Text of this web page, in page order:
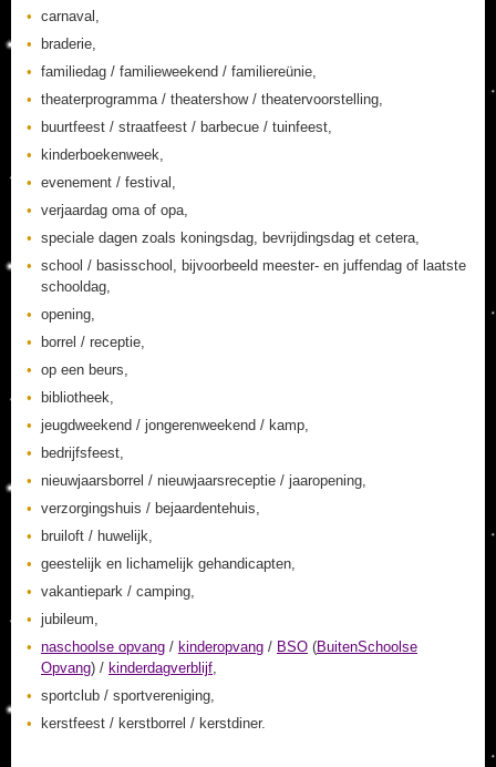
carnaval,
braderie,
familiedag / familieweekend / familiereünie,
theaterprogramma / theatershow / theatervoorstelling,
buurtfeest / straatfeest / barbecue / tuinfeest,
kinderboekenweek,
evenement / festival,
verjaardag oma of opa,
speciale dagen zoals koningsdag, bevrijdingsdag et cetera,
school / basisschool, bijvoorbeeld meester- en juffendag of laatste
schooldag,
opening,
borrel / receptie,
op een beurs,
bibliotheek,
jeugdweekend / jongerenweekend / kamp,
bedrijfsfeest,
nieuwjaarsborrel / nieuwjaarsreceptie / jaaropening,
verzorgingshuis / bejaardentehuis,
bruiloft / huwelijk,
geestelijk en lichamelijk gehandicapten,
vakantiepark / camping,
jubileum,
naschoolse opvang / kinderopvang / BSO (BuitenSchoolse
Opvang) / kinderdagverblijf,
sportclub / sportvereniging,
kerstfeest / kerstborrel / kerstdiner.